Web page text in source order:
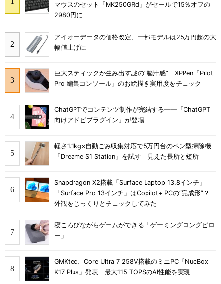
マウスのセット「MK250GRd」がセールで15％オフの
2980円に
アイオーデータの価格改定、一部モデルは25万円超の大
幅値上げに
巨大スティックが生み出す謎の“脳汁感” XPPen「Pilot
Pro 編集コンソール」のお絵描き実用度をチェック
ChatGPTでコンテンツ制作が完結する――「ChatGPT
向けアドビプラグイン」が登場
軽さ1.1kg×自動ごみ収集対応で5万円台のペン型掃除機
「Dreame S1 Station」を試す 見えた長所と短所
Snapdragon X2搭載「Surface Laptop 13.8インチ」
「Surface Pro 13インチ」はCopilot+ PCの“完成形”？
外観をじっくりとチェックしてみた
寝ころびながらゲームができる「ゲーミングロングピロ
ー」
GMKtec、Core Ultra 7 258V搭載のミニPC「NucBox
K17 Plus」発表 最大115 TOPSのAI性能を実現